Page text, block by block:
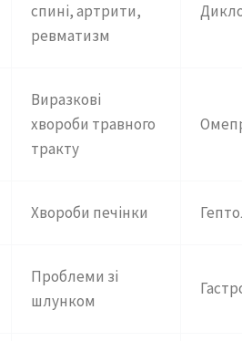
спині, артрити,
ревматизм
Виразкові
хвороби травного
тракту
Хвороби печінки
Проблеми зі
шлунком